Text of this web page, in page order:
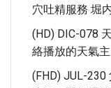
穴吐精服務 堀
(HD) DIC-078
絡播放的天氣主
(FHD) JUL-230